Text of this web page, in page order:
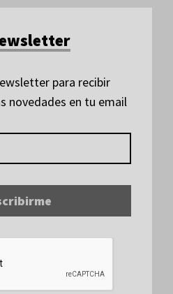
para recibir
novedades en tu email